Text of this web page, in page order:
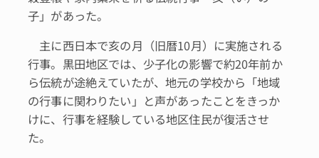
子」があった。
主に西日本で亥の月（旧暦10月）に実施される
行事。黒田地区では、少子化の影響で約20年前か
ら伝統が途絶えていたが、地元の学校から「地域
の行事に関わりたい」と声があったことをきっか
けに、行事を経験している地区住民が復活させ
た。